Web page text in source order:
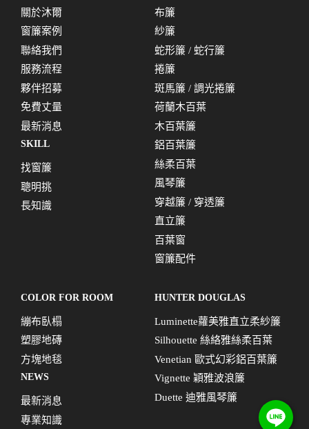
關於沐爾
窗簾案例
聯絡我們
服務流程
夥伴招募
免費丈量
最新消息
SKILL
找窗簾
聰明挑
長知識
布簾
紗簾
蛇形簾 / 蛇行簾
捲簾
斑馬簾 / 調光捲簾
荷蘭木百葉
木百葉簾
鋁百葉簾
絲柔百葉
風琴簾
穿越簾 / 穿透簾
直立簾
百葉窗
窗簾配件
COLOR FOR ROOM
繃布臥榻
塑膠地磚
方塊地毯
NEWS
最新消息
專業知識
HUNTER DOUGLAS
Luminette蘿美雅直立柔紗簾
Silhouette 絲絡雅絲柔百葉
Venetian 歐式幻彩鋁百葉簾
Vignette 穎雅波浪簾
Duette 迪雅風琴簾